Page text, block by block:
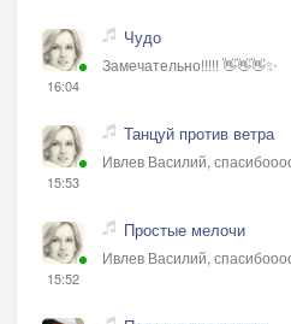
16:04
Чудо
Замечательно!!!!! 👋👋👋✨
15:53
Танцуй против ветра
Ивлев Василий,
15:52
Простые мелочи
Ивлев Василий,